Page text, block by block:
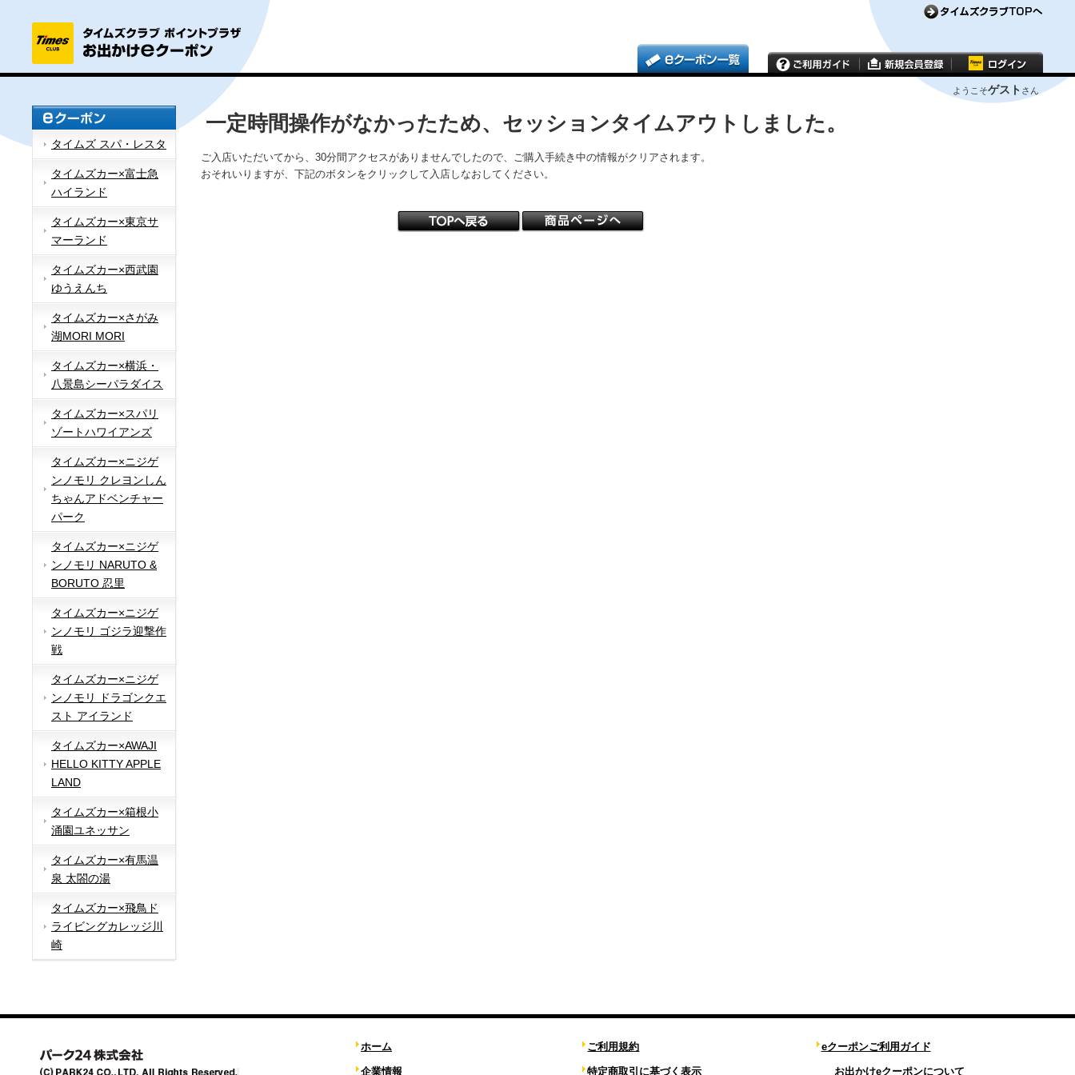
ようこそゲスト さん
タイムズ スパ・レスタ
タイムズカー×富士急
ハイランド
タイムズカー×東京サ
マーランド
タイムズカー×西武園
ゆうえんち
タイムズカー×さがみ
湖MORI MORI
タイムズカー×横浜・
八景島シーパラダイス
タイムズカー×スパリ
ゾートハワイアンズ
タイムズカー×ニジゲ
ンノモリ クレヨンしん
ちゃんアドベンチャー
パーク
タイムズカー×ニジゲ
ンノモリ NARUTO &
BORUTO 忍里
タイムズカー×ニジゲ
ンノモリ ゴジラ迎撃作
戦
タイムズカー×ニジゲ
ンノモリ ドラゴンクエ
スト アイランド
タイムズカー×AWAJI
HELLO KITTY APPLE
LAND
タイムズカー×箱根小
涌園ユネッサン
タイムズカー×有馬温
泉 太閤の湯
タイムズカー×飛鳥ド
ライビングカレッジ川
崎
一定時間操作がなかったため、セッションタイムアウトしました。
ご入店いただいてから、30分間アクセスがありませんでしたので、ご購入手続き中の情報がクリアされます。
おそれいりますが、下記のボタンをクリックして入店しなおしてください。
ホーム
企業情報
ご利用規約
特定商取引に基づく表示
eクーポンご利用ガイド
お出かけeクーポンについて